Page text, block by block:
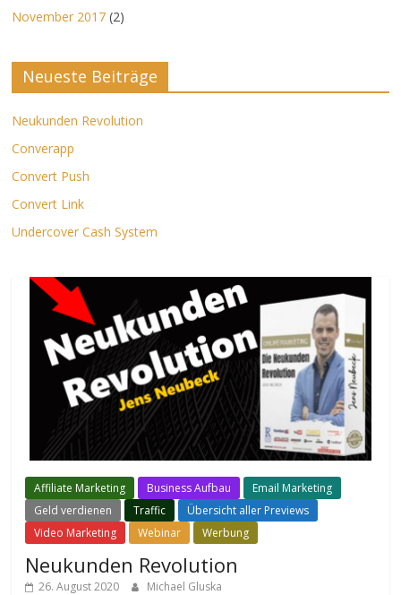
November 2017 (2)
Neueste Beiträge
Neukunden Revolution
Converapp
Convert Push
Convert Link
Undercover Cash System
Affiliate Marketing Business Aufbau
Email Marketing
Geld verdienen
Traffic
Übersicht aller Previews
Video Marketing
Webinar Werbung
Neukunden Revolution
26. August 2020 Michael Gluska